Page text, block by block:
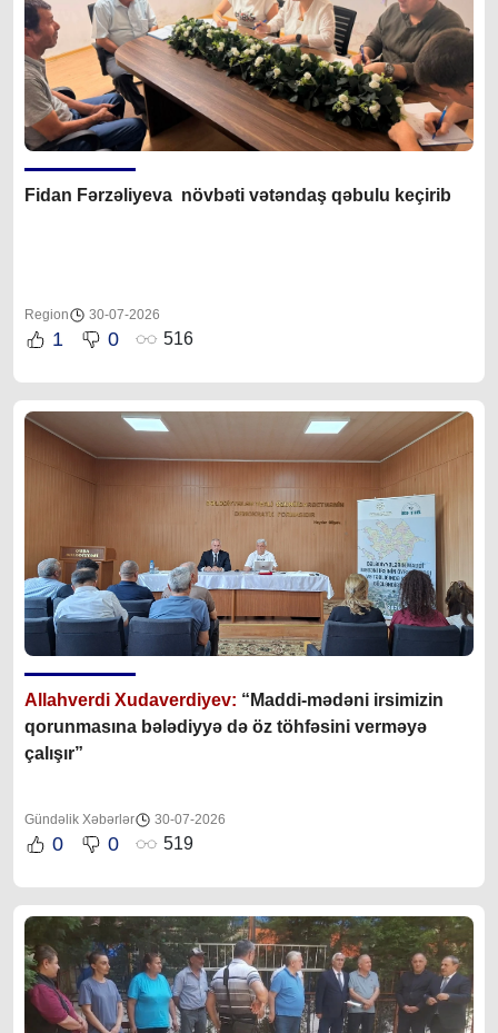
Fidan Fərzəliyeva növbəti vətəndaş qəbulu keçirib
Region 30-07-2026
1 0 516
Allahverdi Xudaverdiyev: “Maddi-mədəni irsimizin
qorunmasına bələdiyyə də öz töhfəsini verməyə
çalışır”
Gündəlik Xəbərlər 30-07-2026
0 0 519